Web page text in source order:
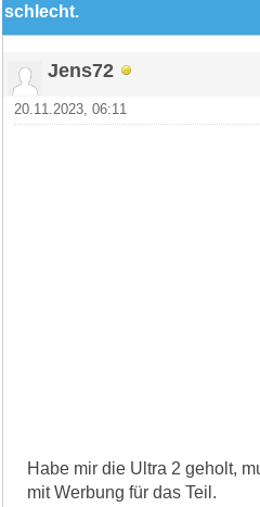
schlecht.
Jens72
20.11.2023, 06:11
Habe mir die Ultra 2 geholt,
mit Werbung für das Teil.